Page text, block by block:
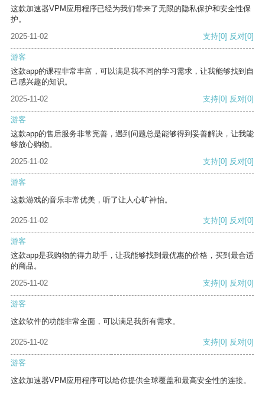
这款加速器VPM应用程序已经为我们带来了无限的隐私保护和安全性保
护。
2025-11-02
支持[0] 反对[0]
游客
这款app的课程非常丰富，可以满足我不同的学习需求，让我能够找到自
己感兴趣的知识。
2025-11-02
支持[0] 反对[0]
游客
这款app的售后服务非常完善，遇到问题总是能够得到妥善解决，让我能
够放心购物。
2025-11-02
支持[0] 反对[0]
游客
这款游戏的音乐非常优美，听了让人心旷神怡。
2025-11-02 支持[0] 反对[0]
游客
这款app是我购物的得力助手，让我能够找到最优惠的价格，买到最合适
的商品。
2025-11-02
支持[0] 反对[0]
游客
这款软件的功能非常全面，可以满足我所有需求。
2025-11-02 支持[0] 反对[0]
游客
这款加速器VPM应用程序可以给你提供全球覆盖和最高安全性的连接。